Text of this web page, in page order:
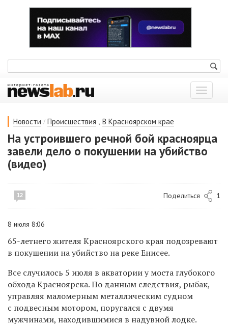
Показать
меню
Новости / Происшествия , В Красноярском крае
На устроившего речной бой красноярца
завели дело о покушении на убийство
(видео)
12 Поделиться 1
8 июля 8:06
65-летнего жителя Красноярского края подозревают
в покушении на убийство на реке Енисее.
Все случилось 5 июля в акватории у моста глубокого
обхода Красноярска. По данным следствия, рыбак,
управляя маломерным металлическим судном
с подвесным мотором, поругался с двумя
мужчинами, находившимися в надувной лодке.